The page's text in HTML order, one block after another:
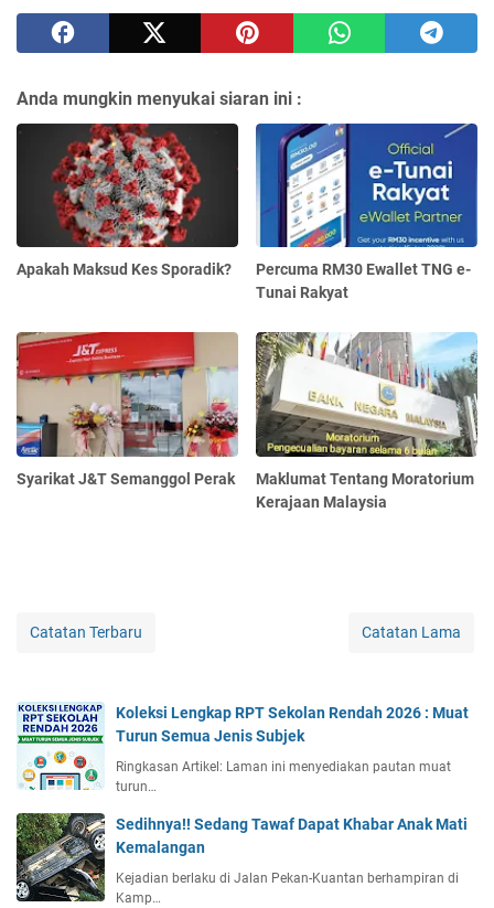
Anda mungkin menyukai siaran ini :
Apakah Maksud Kes Sporadik?
Percuma RM30 Ewallet TNG e-
Tunai Rakyat
Syarikat J&T Semanggol Perak
Maklumat Tentang Moratorium
Kerajaan Malaysia
Catatan Terbaru Catatan Lama
Koleksi Lengkap RPT Sekolan Rendah 2026 : Muat
Turun Semua Jenis Subjek
Ringkasan Artikel: Laman ini menyediakan pautan muat
turun…
Sedihnya!! Sedang Tawaf Dapat Khabar Anak Mati
Kemalangan
Kejadian berlaku di Jalan Pekan-Kuantan berhampiran di
Kamp…